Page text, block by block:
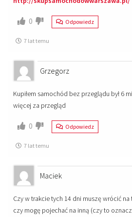
0 Odpowiedz
7 lat temu
Grzegorz
Kupiłem samochód bez przeglądu był 6
więcej za przegląd
0 Odpowiedz
7 lat temu
Maciek
Czy w trakcie tych 14 dni muszę wrócić
czy mogę pojechać na inną (czy to